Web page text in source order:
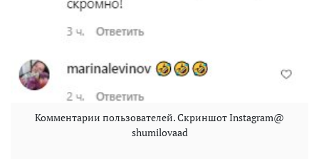
Комментарии пользователей. Скриншот Instagram@
shumilovaad